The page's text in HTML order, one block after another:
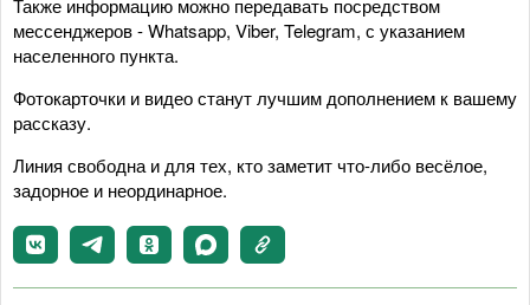
Также информацию можно передавать посредством
мессенджеров - Whatsapp, Viber, Telegram, с указанием
населенного пункта.
Фотокарточки и видео станут лучшим дополнением к вашему
рассказу.
Линия свободна и для тех, кто заметит что-либо весёлое,
задорное и неординарное.